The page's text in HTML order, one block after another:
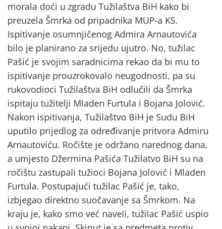
morala doći u zgradu Tužilaštva BiH kako bi
preuzela Šmrka od pripadnika MUP-a KS.
Ispitivanje osumnjičenog Admira Arnautovića
bilo je planirano za srijedu ujutro. No, tužilac
Pašić je svojim saradnicima rekao da bi mu to
ispitivanje prouzrokovalo neugodnosti, pa su
rukovodioci Tužilaštva BiH odlučili da Šmrka
ispitaju tužitelji Mladen Furtula i Bojana Jolović.
Nakon ispitivanja, Tužilaštvo BiH je Sudu BiH
uputilo prijedlog za određivanje pritvora Admiru
Arnautoviću. Ročište je održano narednog dana,
a umjesto Džermina Pašića Tužilatvo BiH su na
ročištu zastupali tužioci Bojana Jolović i Mladen
Furtula. Postupajući tužilac Pašić je, tako,
izbjegao direktno suočavanje sa Šmrkom. Na
kraju je, kako smo već naveli, tužilac Pašić uspio